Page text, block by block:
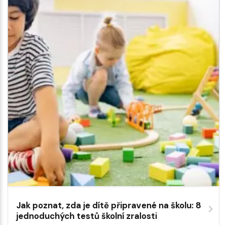
Jak poznat, zda je dítě připravené na školu: 8
jednoduchých testů školní zralosti